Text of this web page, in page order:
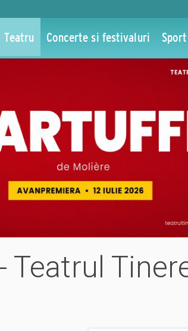
Teatru Concerte si festivaluri Sport
Teatrul